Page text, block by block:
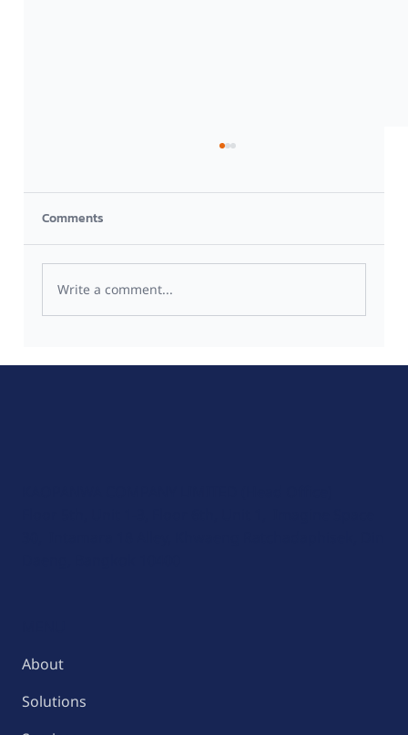
เปิดแล้วจ้า!!! AWS Thailand Region, Global
Comments
Write a comment...
About
Solutions